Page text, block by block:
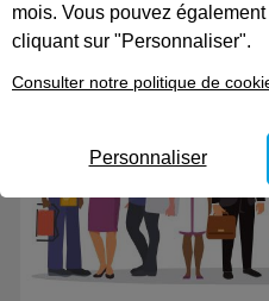
mois. Vous pouvez
cliquant sur "Personnaliser".
Consulter notre politique de
Personnaliser